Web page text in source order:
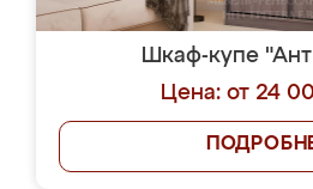
Шкаф-купе
Цена: от 24